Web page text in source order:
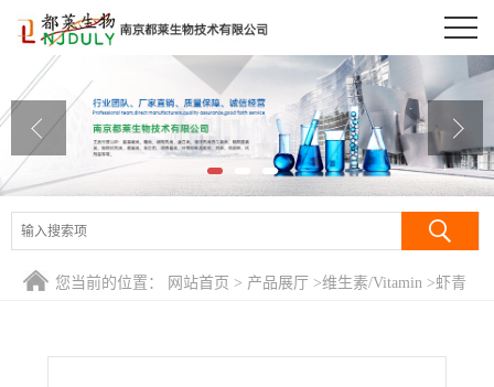
公司首页
公司介绍
公司动态
产品展厅
证书荣誉
您当前的位置： 网站首页 > 产品展厅 >维生素/Vitamin >虾青